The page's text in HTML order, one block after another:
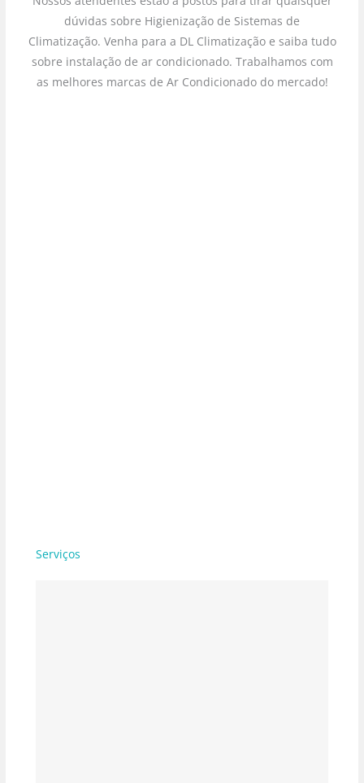
dúvidas sobre Higienização de Sistemas de
Climatização. Venha para a DL Climatização e saiba tudo
sobre instalação de ar condicionado. Trabalhamos com
as melhores marcas de Ar Condicionado do mercado!
Serviços